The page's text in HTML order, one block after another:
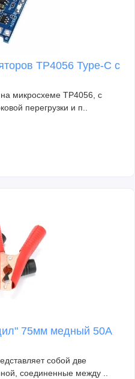
TP4056 Type-C с
микросхеме TP4056, с
перегрузки и п..
75мм медный 50A
собой две
соединенные между ..